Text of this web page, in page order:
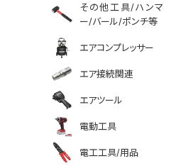
その他工具/ハンマ
ー/バール/ポンチ等
エアコンプレッサー
エア接続関連
エアツール
電動工具
電工工具/用品
facebook
line